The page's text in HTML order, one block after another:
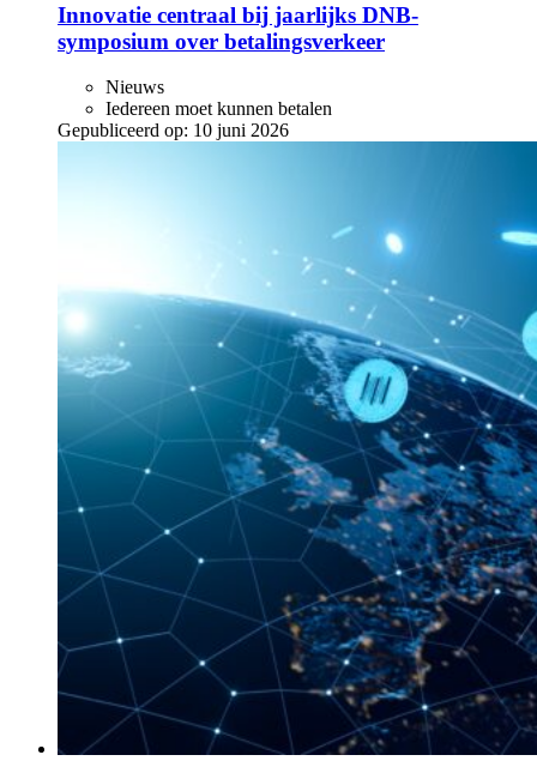
Innovatie centraal bij jaarlijks DNB-
symposium over betalingsverkeer
Nieuws
Iedereen moet kunnen betalen
Gepubliceerd op: 10 juni 2026